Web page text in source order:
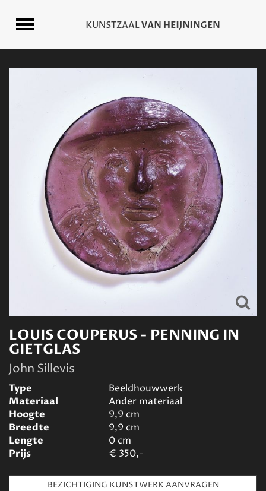
LOUIS COUPERUS - PENNING IN
GIETGLAS
John Sillevis
Type
Beeldhouwwerk
Materiaal
Ander materiaal
Hoogte
9,9 cm
Breedte
9,9 cm
Lengte
0cm
Prijs
€ 350,-
BEZICHTIGING KUNSTWERK AANVRAGEN